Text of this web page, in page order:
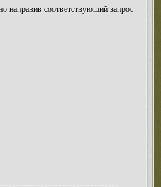
направив соответствующий запрос